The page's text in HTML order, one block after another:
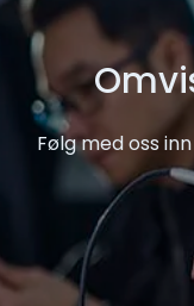
Følg med oss